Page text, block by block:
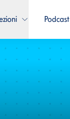
Podcast